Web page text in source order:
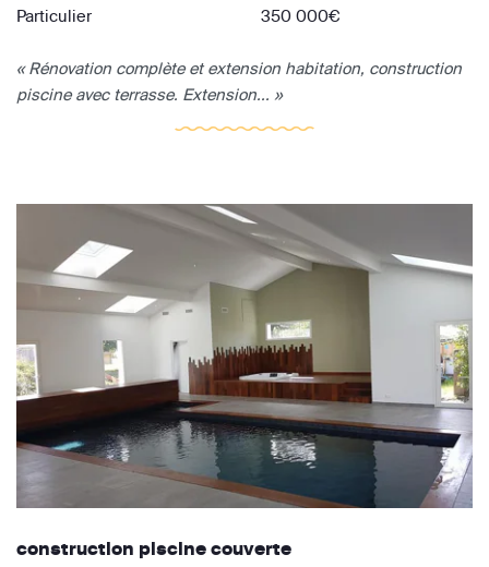
Particulier
350 000€
« Rénovation complète et extension habitation, construction
piscine avec terrasse. Extension... »
construction piscine couverte